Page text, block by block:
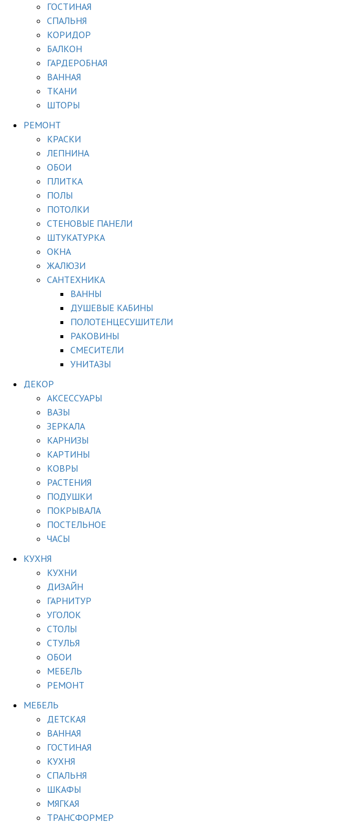
ГОСТИНАЯ
СПАЛЬНЯ
КОРИДОР
БАЛКОН
ГАРДЕРОБНАЯ
ВАННАЯ
ТКАНИ
ШТОРЫ
РЕМОНТ
КРАСКИ
ЛЕПНИНА
ОБОИ
ПЛИТКА
ПОЛЫ
ПОТОЛКИ
СТЕНОВЫЕ ПАНЕЛИ
ШТУКАТУРКА
ОКНА
ЖАЛЮЗИ
САНТЕХНИКА
ВАННЫ
ДУШЕВЫЕ КАБИНЫ
ПОЛОТЕНЦЕСУШИТЕЛИ
РАКОВИНЫ
СМЕСИТЕЛИ
УНИТАЗЫ
ДЕКОР
АКСЕССУАРЫ
ВАЗЫ
ЗЕРКАЛА
КАРНИЗЫ
КАРТИНЫ
КОВРЫ
РАСТЕНИЯ
ПОДУШКИ
ПОКРЫВАЛА
ПОСТЕЛЬНОЕ
ЧАСЫ
КУХНЯ
КУХНИ
ДИЗАЙН
ГАРНИТУР
УГОЛОК
СТОЛЫ
СТУЛЬЯ
ОБОИ
МЕБЕЛЬ
РЕМОНТ
МЕБЕЛЬ
ДЕТСКАЯ
ВАННАЯ
ГОСТИНАЯ
КУХНЯ
СПАЛЬНЯ
ШКАФЫ
МЯГКАЯ
ТРАНСФОРМЕР